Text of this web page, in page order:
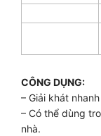
CÔNG DỤNG:
– Giải khát
– Có thể dùng
nhà.